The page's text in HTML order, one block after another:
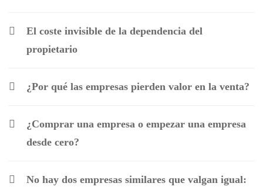
El coste invisible de la dependencia del
propietario
¿Por qué las empresas pierden valor en la venta?
¿Comprar una empresa o empezar una empresa
desde cero?
No hay dos empresas similares que valgan igual: